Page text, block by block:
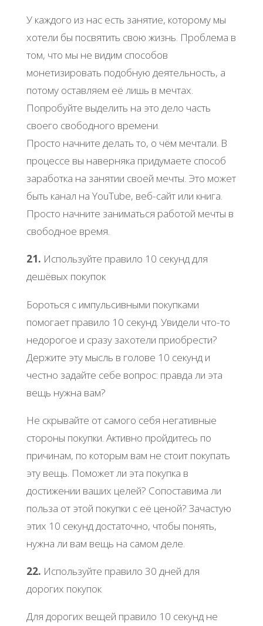
У каждого из нас есть занятие, которому мы
хотели бы посвятить свою жизнь. Проблема в
том, что мы не видим способов
монетизировать подобную деятельность, а
потому оставляем её лишь в мечтах.
Попробуйте выделить на это дело часть
своего свободного времени.
Просто начните делать то, о чём мечтали. В
процессе вы наверняка придумаете способ
заработка на занятии своей мечты. Это может
быть канал на YouTube, веб-сайт или книга.
Просто начните заниматься работой мечты в
свободное время.
21. Используйте правило 10 секунд для
дешёвых покупок
Бороться с импульсивными покупками
помогает правило 10 секунд. Увидели что-то
недорогое и сразу захотели приобрести?
Держите эту мысль в голове 10 секунд и
честно задайте себе вопрос: правда ли эта
вещь нужна вам?
Не скрывайте от самого себя негативные
стороны покупки. Активно пройдитесь по
причинам, по которым вам не стоит покупать
эту вещь. Поможет ли эта покупка в
достижении ваших целей? Сопоставима ли
польза от этой покупки с её ценой? Зачастую
этих 10 секунд достаточно, чтобы понять,
нужна ли вам вещь на самом деле.
22. Используйте правило 30 дней для
дорогих покупок
Для дорогих вещей правило 10 секунд не